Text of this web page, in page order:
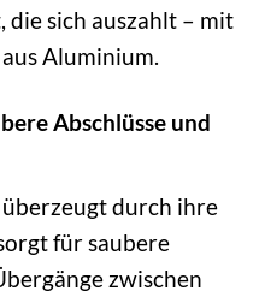
die sich auszahlt – mit
Aluminium.
Abschlüsse und
überzeugt durch ihre
für saubere
zwischen